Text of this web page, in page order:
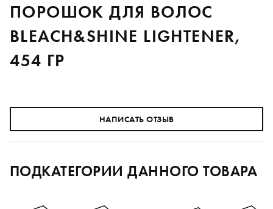
ПОРОШОК ДЛЯ ВОЛОС
BLEACH&SHINE LIGHTENER,
454 ГР
НАПИСАТЬ ОТЗЫВ
ПОДКАТЕГОРИИ ДАННОГО ТОВАРА